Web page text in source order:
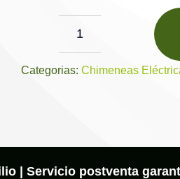
eléctrica
Categorias: Chimeneas
| Servicio postventa